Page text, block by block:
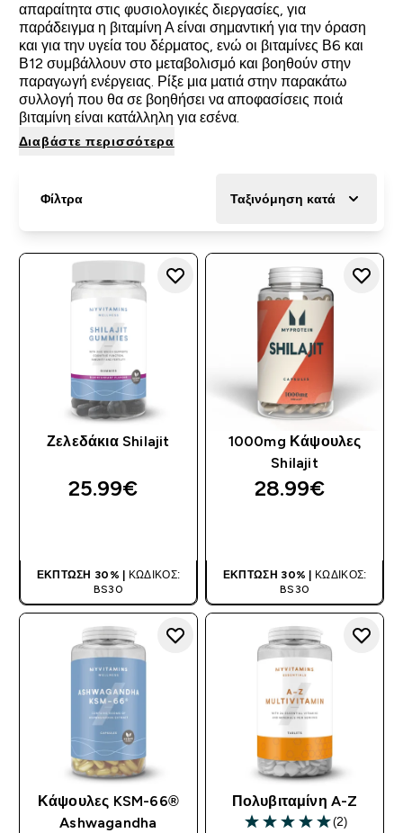
απαραίτητα στις φυσιολογικές διεργασίες, για
παράδειγμα η βιταμίνη Α είναι σημαντική για την όραση
και για την υγεία του δέρματος, ενώ οι βιταμίνες Β6 και
Β12 συμβάλλουν στο μεταβολισμό και βοηθούν στην
παραγωγή ενέργειας. Ρίξε μια ματιά στην παρακάτω
συλλογή που θα σε βοηθήσει να αποφασίσεις ποιά
βιταμίνη είναι κατάλληλη για εσένα.
Διαβάστε περισσότερα
Φίλτρα Ταξινόμηση κατά
Ζελεδάκια Shilajit
25.99€‎
ΈΚΠΤΩΣΗ 30% |
ΚΩΔΙΚΌΣ:
BS30
1000mg Κάψουλες
Shilajit
28.99€‎
ΈΚΠΤΩΣΗ 30% |
ΚΩΔΙΚΌΣ:
BS30
Κάψουλες KSM-66®
Ashwagandha
Πολυβιταμίνη A-Z
(2)